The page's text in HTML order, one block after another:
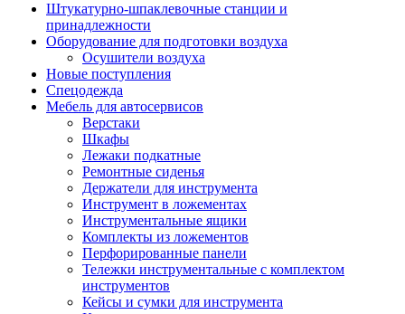
Штукатурно-шпаклевочные станции и
принадлежности
Оборудование для подготовки воздуха
Осушители воздуха
Новые поступления
Спецодежда
Мебель для автосервисов
Верстаки
Шкафы
Лежаки подкатные
Ремонтные сиденья
Держатели для инструмента
Инструмент в ложементах
Инструментальные ящики
Комплекты из ложементов
Перфорированные панели
Тележки инструментальные с комплектом
инструментов
Кейсы и сумки для инструмента